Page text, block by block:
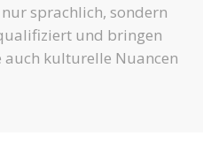
sprachlich, sondern
und bringen
auch kulturelle Nuancen